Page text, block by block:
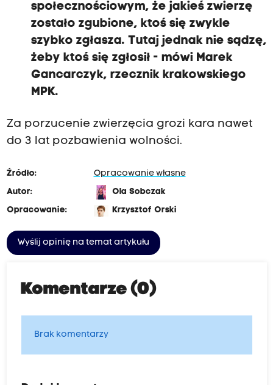
społecznościowym, że jakieś zwierzę
zostało zgubione, ktoś się zwykle
szybko zgłasza. Tutaj jednak nie sądzę,
żeby ktoś się zgłosił - mówi Marek
Gancarczyk, rzecznik krakowskiego
MPK.
Za porzucenie zwierzęcia grozi kara nawet
do 3 lat pozbawienia wolności.
Źródło:
Opracowanie własne
Autor:
Ola Sobczak
Opracowanie:
Krzysztof Orski
Wyślij opinię na temat artykułu
Komentarze (0)
Brak komentarzy